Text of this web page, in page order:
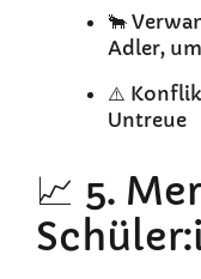
🐂
Adler,
⚠️
Untreue
📈 5.